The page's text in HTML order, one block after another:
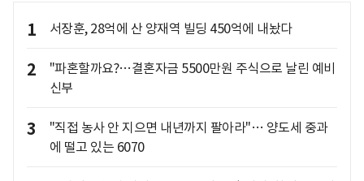
1 서장훈, 28억에 산 양재역 빌딩 450억에 내놨다
2
"파혼할까요?…결혼자금 5500만원 주식으로 날린 예비
신부
3
"직접 농사 안 지으면 내년까지 팔아라"… 양도세 중과
에 떨고 있는 6070